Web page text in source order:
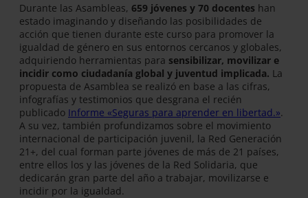
Durante las Asambleas, 659 jóvenes y 70 docentes han
estado imaginando y diseñando las posibilidades de
acción que tienen durante este curso para promover la
igualdad de género en sus entornos cercanos y globales,
adquiriendo herramientas para sensibilizar, movilizar e
incidir como ciudadanía global y juventud implicada. La
propuesta de Asamblea se realizó en base a las cifras,
infografías y testimonios que desgrana el recién
publicado Informe «Seguras para aprender en libertad.».
A su vez, también profundizamos sobre el movimiento
internacional de participación juvenil, la Red Generación
21+, del cual forman parte jóvenes de más de 21 países,
entre ellos los y las jóvenes de la Red Solidaria, que
dedicarán gran parte del año a trabajar, movilizarse e
incidir por la igualdad.